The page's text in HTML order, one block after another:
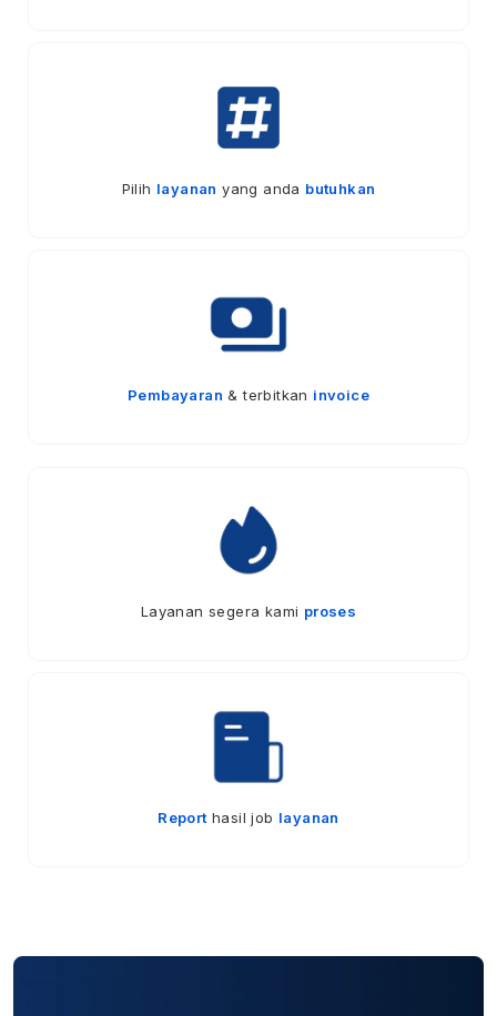
Pilih layanan yang anda butuhkan
Pembayaran & terbitkan invoice
Layanan segera kami proses
Reporthasil job layanan